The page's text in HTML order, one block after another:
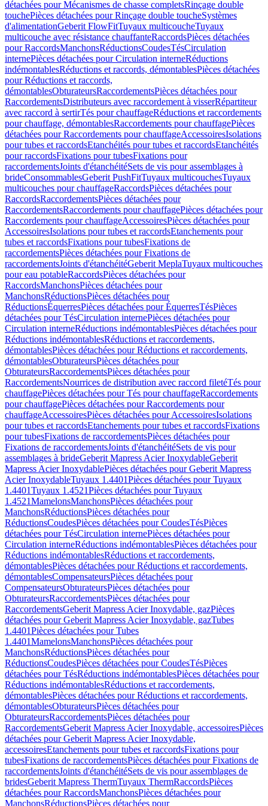
détachées pour Mécanismes de chasse completsRinçage double
touchePièces détachées pour Rinçage double toucheSystèmes
d'alimentationGeberit FlowFitTuyaux multicoucheTuyaux
multicouche avec résistance chauffanteRaccordsPièces détachées
pour RaccordsManchonsRéductionsCoudesTésCirculation
internePièces détachées pour Circulation interneRéductions
indémontablesRéductions et raccords, démontablesPièces détachées
pour Réductions et raccords,
démontablesObturateursRaccordementsPièces détachées pour
RaccordementsDistributeurs avec raccordement à visserRépartiteur
avec raccord à sertirTés pour chauffageRéductions et raccordements
pour chauffage, démontablesRaccordements pour chauffagePièces
détachées pour Raccordements pour chauffageAccessoiresIsolations
pour tubes et raccordsEtanchéités pour tubes et raccordsEtanchéités
pour raccordsFixations pour tubesFixations pour
raccordementsJoints d'étanchéitéSets de vis pour assemblages à
brideConsommablesGeberit PushFitTuyaux multicouchesTuyaux
multicouches pour chauffageRaccordsPièces détachées pour
RaccordsRaccordementsPièces détachées pour
RaccordementsRaccordements pour chauffagePièces détachées pour
Raccordements pour chauffageAccessoiresPièces détachées pour
AccessoiresIsolations pour tubes et raccordsEtanchements pour
tubes et raccordsFixations pour tubesFixations de
raccordementsPièces détachées pour Fixations de
raccordementsJoints d'étanchéitéGeberit MeplaTuyaux multicouches
pour eau potableRaccordsPièces détachées pour
RaccordsManchonsPièces détachées pour
ManchonsRéductionsPièces détachées pour
RéductionsÉquerresPièces détachées pour ÉquerresTésPièces
détachées pour TésCirculation internePièces détachées pour
Circulation interneRéductions indémontablesPièces détachées pour
Réductions indémontablesRéductions et raccordements,
démontablesPièces détachées pour Réductions et raccordements,
démontablesObturateursPièces détachées pour
ObturateursRaccordementsPièces détachées pour
RaccordementsNourrices de distribution avec raccord filetéTés pour
chauffagePièces détachées pour Tés pour chauffageRaccordements
pour chauffagePièces détachées pour Raccordements pour
chauffageAccessoiresPièces détachées pour AccessoiresIsolations
pour tubes et raccordsEtanchements pour tubes et raccordsFixations
pour tubesFixations de raccordementsPièces détachées pour
Fixations de raccordementsJoints d'étanchéitéSets de vis pour
assemblages à brideGeberit Mapress Acier InoxydableGeberit
Mapress Acier InoxydablePièces détachées pour Geberit Mapress
Acier InoxydableTuyaux 1.4401Pièces détachées pour Tuyaux
1.4401Tuyaux 1.4521Pièces détachées pour Tuyaux
1.4521MamelonsManchonsPièces détachées pour
ManchonsRéductionsPièces détachées pour
RéductionsCoudesPièces détachées pour CoudesTésPièces
détachées pour TésCirculation internePièces détachées pour
Circulation interneRéductions indémontablesPièces détachées pour
Réductions indémontablesRéductions et raccordements,
démontablesPièces détachées pour Réductions et raccordements,
démontablesCompensateursPièces détachées pour
CompensateursObturateursPièces détachées pour
ObturateursRaccordementsPièces détachées pour
RaccordementsGeberit Mapress Acier Inoxydable, gazPièces
détachées pour Geberit Mapress Acier Inoxydable, gazTubes
1.4401Pièces détachées pour Tubes
1.4401MamelonsManchonsPièces détachées pour
ManchonsRéductionsPièces détachées pour
RéductionsCoudesPièces détachées pour CoudesTésPièces
détachées pour TésRéductions indémontablesPièces détachées pour
Réductions indémontablesRéductions et raccordements,
démontablesPièces détachées pour Réductions et raccordements,
démontablesObturateursPièces détachées pour
ObturateursRaccordementsPièces détachées pour
RaccordementsGeberit Mapress Acier Inoxydable, accessoiresPièces
détachées pour Geberit Mapress Acier Inoxydable,
accessoiresEtanchements pour tubes et raccordsFixations pour
tubesFixations de raccordementsPièces détachées pour Fixations de
raccordementsJoints d'étanchéitéSets de vis pour assemblages de
bridesGeberit Mapress ThermTuyaux ThermRaccordsPièces
détachées pour RaccordsManchonsPièces détachées pour
ManchonsRéductionsPièces détachées pour